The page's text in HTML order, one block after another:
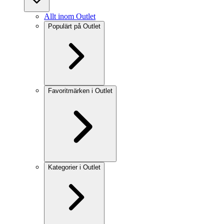
Allt inom Outlet
Populärt på Outlet
Favoritmärken i Outlet
Kategorier i Outlet